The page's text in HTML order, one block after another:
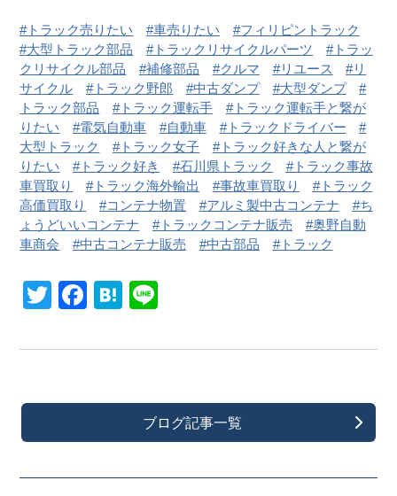
トラック売りたい 車売りたい
フィリピントラック
大型トラック部品
トラックリサイクルパーツ
トラッ
クリサイクル部品
補修部品 クルマ リユース
リ
サイクル
トラック野郎 中古ダンプ
大型ダンプ
トラック部品
トラック運転手
トラック運転手と繋が
りたい
電気自動車 自動車
トラックドライバー
大型トラック
トラック女子
トラック好きな人と繋が
りたい
トラック好き 石川県トラック
トラック事故
車買取り
トラック海外輸出 事故車買取り
トラック
高価買取り
コンテナ物置 アルミ製中古コンテナ
ち
ょうどいいコンテナ
トラックコンテナ販売
奥野自動
車商会
中古コンテナ販売 中古部品 トラック
TwitterFacebook
Hatena
ブログ記事一覧